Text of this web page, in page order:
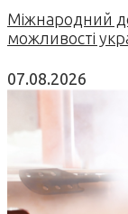
Міжнародний
можливості
07.08.2026